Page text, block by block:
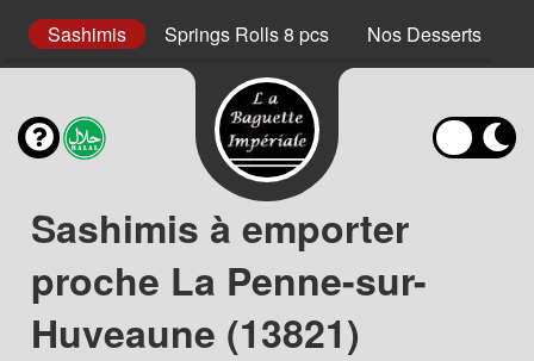
Sashimis Springs Rolls 8 pcs Nos Desserts
Sashimis à emporter
proche La Penne-sur-
Huveaune (13821)